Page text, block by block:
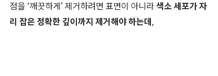
점을 ‘깨끗하게’ 제거하려면 표면이 아니라색소 세포가 자
리 잡은 정확한 깊이까지 제거해야 하는데,